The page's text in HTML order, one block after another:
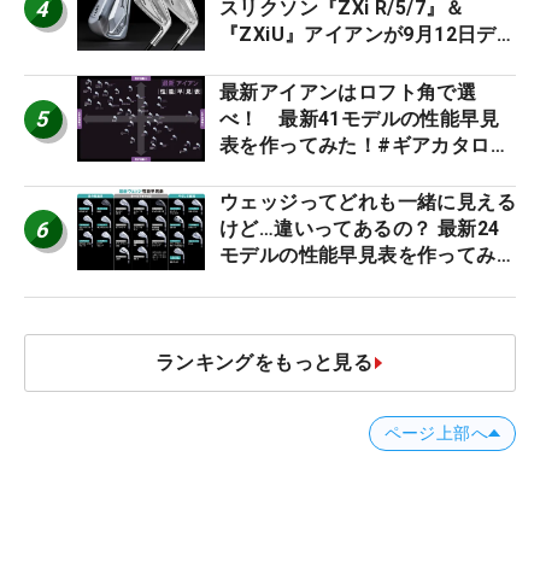
4
スリクソン『ZXi R/5/7』＆
『ZXiU』アイアンが9月12日デ
5
最新アイアンはロフト角で選
べ！ 最新41モデルの性能早見
表を作ってみた！#ギアカタログ
6
ウェッジってどれも一緒に見える
けど…違いってあるの？ 最新24
モデルの性能早見表を作ってみ
ランキングをもっと見る
ページ上部へ